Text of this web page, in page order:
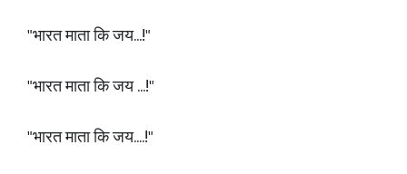
"भारत माता कि जय...!"
"भारत माता कि जय ...!"
"भारत माता कि जय....!"